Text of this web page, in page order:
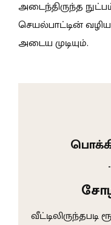
அடைந்திருந்த
செயல்பாட்டின்
அடைய முடியும்.
வீட்டிலிருந்தபடி